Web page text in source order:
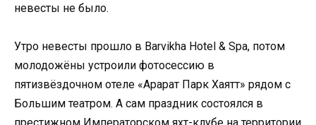
невесты не было.
Утро невесты прошло в Barvikha Hotel & Spa, потом
молодожёны устроили фотосессию в
пятизвёздочном отеле «Арарат Парк Хаятт» рядом с
Большим театром. А сам праздник состоялся в